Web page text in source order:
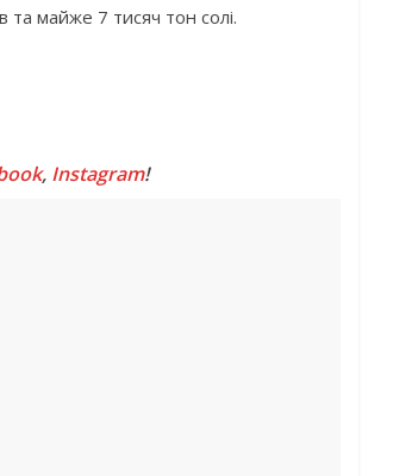
майже 7 тисяч тон солі.
, Instagram!